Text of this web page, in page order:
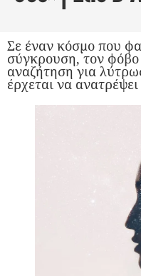
Σε έναν κόσμο που
σύγκρουση, τον φόβο
αναζήτηση για
έρχεται να